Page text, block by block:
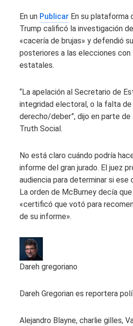
En un Publicar En su plataforma
Trump calificó la investigación
«cacería de brujas» y defendió
posteriores a las elecciones con
estatales.
“La apelación al Secretario de
integridad electoral, o la falta de
derecho/deber”, dijo en parte de
Truth Social.
No está claro cuándo podría
informe del gran jurado. El juez
audiencia para determinar si ese
La orden de McBurney decía
«certificó que votó para
de su informe».
Dareh gregoriano
Dareh Gregorian es reportera
Alejandro Blayne, charlie gilles,